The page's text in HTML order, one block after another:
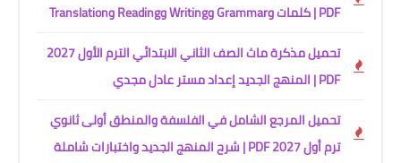
PDF | كلمات وGrammar وWriting وReading وTranslation
تحميل مذكرة ماث الصف الثاني الابتدائي الترم الأول 2027
PDF | المنهج الجديد إعداد مستر عادل مجدي
تحميل المرجع الشامل في الفلسفة والمنطق أولى ثانوي
ترم أول 2027 PDF | شرح المنهج الجديد واختبارات شاملة